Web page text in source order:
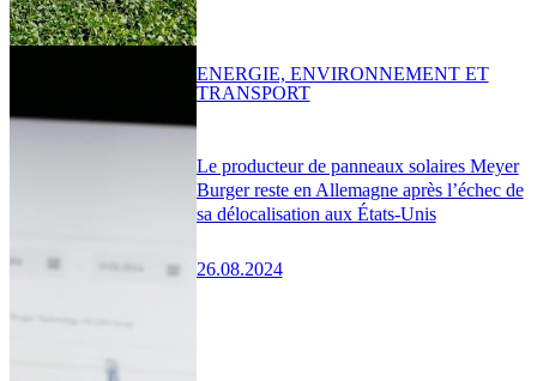
Le producteur de panneaux solaires Meyer
Burger reste en Allemagne après l’échec de
sa délocalisation aux États-Unis
26.08.2024
ENERGIE, ENVIRONNEMENT ET
TRANSPORT